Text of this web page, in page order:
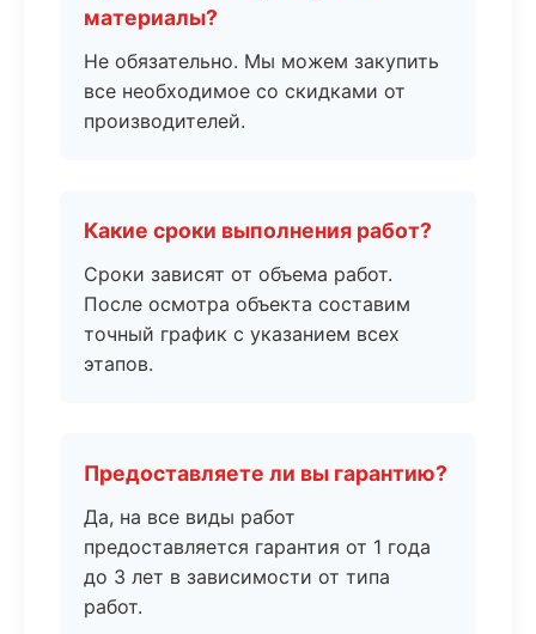
материалы?
Не обязательно. Мы можем закупить
все необходимое со скидками от
производителей.
Какие сроки выполнения работ?
Сроки зависят от объема работ.
После осмотра объекта составим
точный график с указанием всех
этапов.
Предоставляете ли вы гарантию?
Да, на все виды работ
предоставляется гарантия от 1 года
до 3 лет в зависимости от типа
работ.